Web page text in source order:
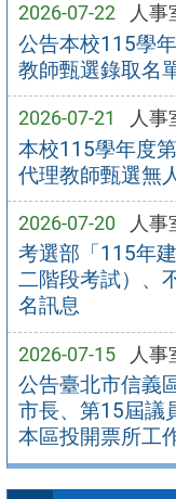
2026-07-22 人事
公告本校115學
教師甄選錄取名
2026-07-21 人事
本校115學年度
代理教師甄選無
2026-07-20 人事
考選部「115年
二階段考試）、
名訊息
2026-07-15 人事
公告臺北市信義
市長、第15屆議
本區投開票所工